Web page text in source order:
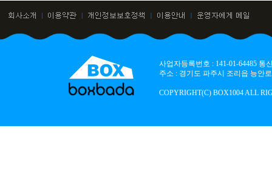
사업자등록번호 : 141-01-64485
주소 : 경기도 파주시 조리읍 능안
COPYRIGHT(C) BOX1004 ALL